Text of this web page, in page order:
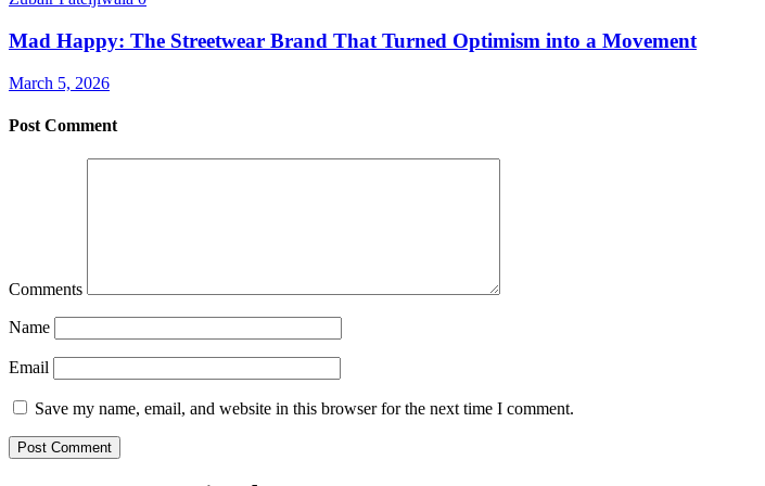
Mad Happy: The Streetwear Brand That Turned Optimism into a Movement
March 5, 2026
Post Comment
Comments
Name
Email
Save my name, email, and website in this browser for the next time I comment.